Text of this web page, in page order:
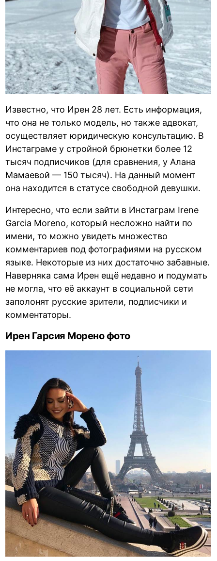
Известно, что Ирен 28 лет. Есть информация,
что она не только модель, но также адвокат,
осуществляет юридическую консультацию. В
Инстаграме у стройной брюнетки более 12
тысяч подписчиков (для сравнения, у Алана
Мамаевой — 150 тысяч). На данный момент
она находится в статусе свободной девушки.
Интересно, что если зайти в Инстаграм Irene
Garcia Moreno, который несложно найти по
имени, то можно увидеть множество
комментариев под фотографиями на русском
языке. Некоторые из них достаточно забавные.
Наверняка сама Ирен ещё недавно и подумать
не могла, что её аккаунт в социальной сети
заполонят русские зрители, подписчики и
комментаторы.
Ирен Гарсия Морено фото